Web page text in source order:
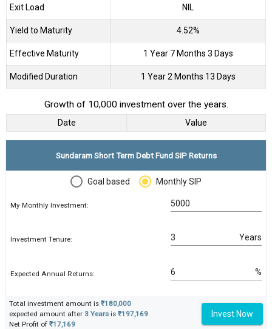
Exit Load NIL
Yield to Maturity 4.52%
Effective Maturity 1 Year 7 Months 3 Days
Modified Duration 1 Year 2 Months 13 Days
Growth of 10,000 investment over the years.
Date Value
Sundaram Short Term Debt Fund SIP Returns
Goal based Monthly SIP
My Monthly Investment:
Investment Tenure: Years
Expected Annual Returns: %
Total investment amount is ₹180,000
expected amount after 3 Years is ₹197,169
Net Profit of ₹17,169
Invest Now